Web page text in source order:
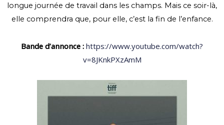
longue journée de travail dans les champs. Mais ce soir-là,
elle comprendra que, pour elle, c’est la fin de l’enfance.
Bande d’annonce : https://www.youtube.com/watch?
v=8JKnkPXzAmM